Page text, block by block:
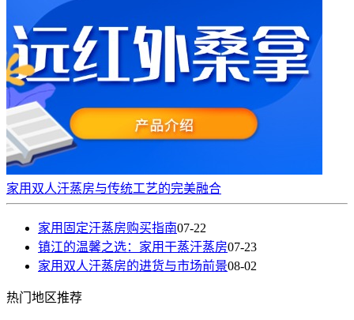
家用双人汗蒸房与传统工艺的完美融合
家用固定汗蒸房购买指南07-22
镇江的温馨之选：家用干蒸汗蒸房07-23
家用双人汗蒸房的进货与市场前景08-02
热门 地区推荐